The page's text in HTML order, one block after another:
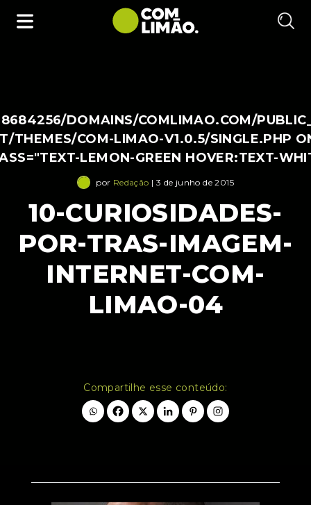
DOMAINS/COMLIMAO.COM/
THEMES/COM-LIMAO-V1.0.5/SINGLE.PHP
LEMON-GREEN HOVER:TEXT-
por Redação | 3 de junho de 2015
10-CURIOSIDADES-
POR-TRAS-IMAGEM-
INTERNET-COM-
LIMAO-04
Compartilhe esse conteúdo: